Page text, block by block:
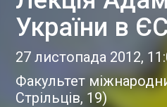
України в
27 листопада 2012,
Факультет
Стрільців, 19)